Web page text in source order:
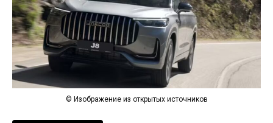
© Изображение из открытых источников